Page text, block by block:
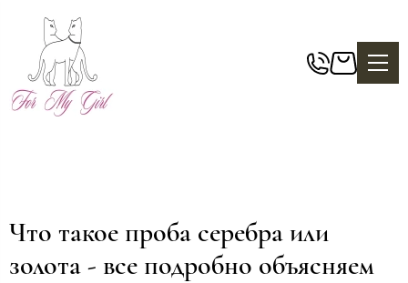
Что такое проба серебра или
золота - все подробно объясняем